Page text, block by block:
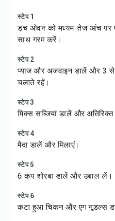
स्टेप 1
डच ओवन को मध्यम-तेज आंच पर
साथ गरम करें।
स्टेप 2
प्याज और अजवाइन डालें और 3
चलाते रहें।
स्टेप 3
मिक्स सब्जियां डालें और
स्टेप 4
मैदा डालें और मिलाएं।
स्टेप 5
6 कप शोरबा डालें और उबाल लें।
स्टेप 6
कटा हुआ चिकन और एग नूडल्स